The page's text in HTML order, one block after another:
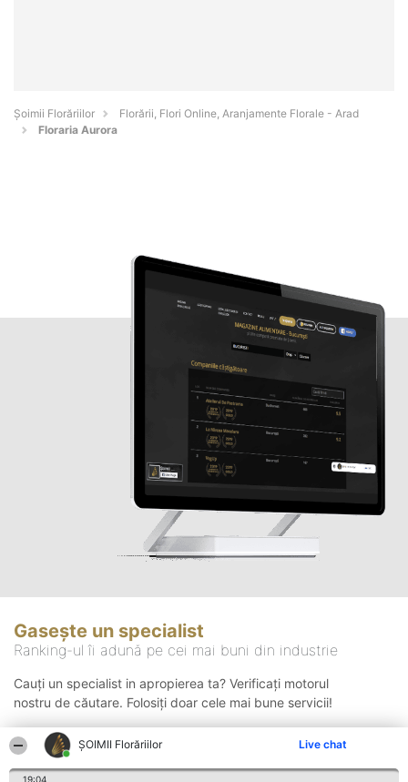
ȘOIMII Florăriilor Live chat
19:04
Șoimii Florăriilor
Florării, Flori Online, Aranjamente Florale - Arad
Floraria Aurora
Gasește un specialist
Ranking-ul îi adună pe cei mai buni din industrie
Cauți un specialist in apropierea ta? Verificați motorul
nostru de căutare. Folosiți doar cele mai bune servicii!